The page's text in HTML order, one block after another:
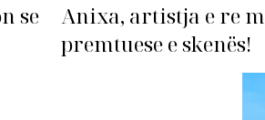
se
Anixa, artistja e re
premtuese e skenës!